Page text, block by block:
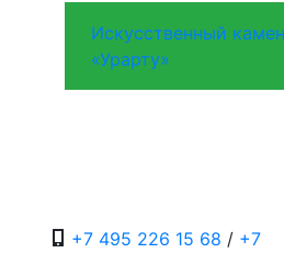
Искусственный
«Урарту»
+7 495 226 15 68 / +7